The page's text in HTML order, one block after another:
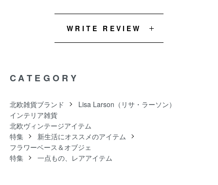
WRITE REVIEW
CATEGORY
北欧雑貨ブランド
Lisa Larson（リサ・ラーソン）
インテリア雑貨
北欧ヴィンテージアイテム
特集
新生活にオススメのアイテム
フラワーベース＆オブジェ
特集
一点もの、レアアイテム